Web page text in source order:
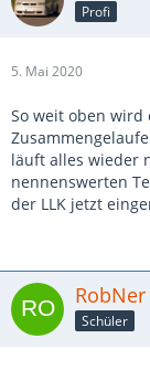
Profi
5. Mai 2020
So weit oben wird
läuft alles wieder
nennenswerten
der LLK jetzt
RobNer
Schüler